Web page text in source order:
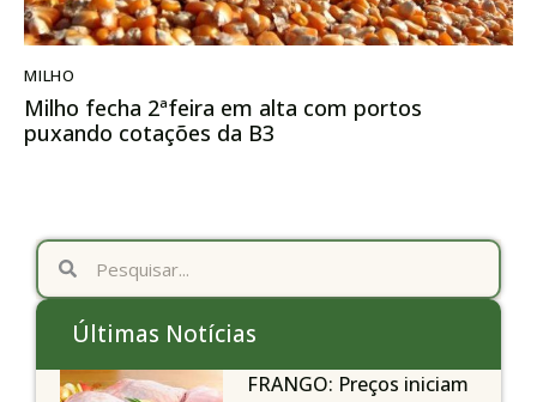
MILHO
Milho fecha 2ªfeira em alta com portos
puxando cotações da B3
Últimas Notícias
FRANGO: Preços iniciam